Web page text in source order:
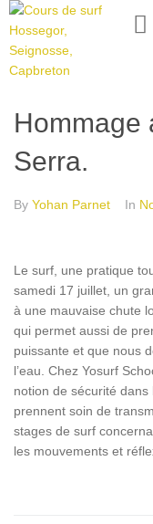
Hommage
Serra.
By Yohan Parnet In
Le surf, une pratique
samedi 17 juillet, un
à une mauvaise chute
qui permet aussi de
puissante et que nous
l’eau. Chez Yosurf
notion de sécurité dans
prennent soin de
stages de surf
les mouvements et